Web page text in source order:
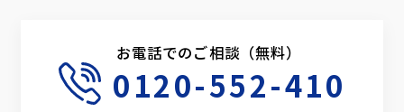
お電話でのご相談（無料）
0120-552-410